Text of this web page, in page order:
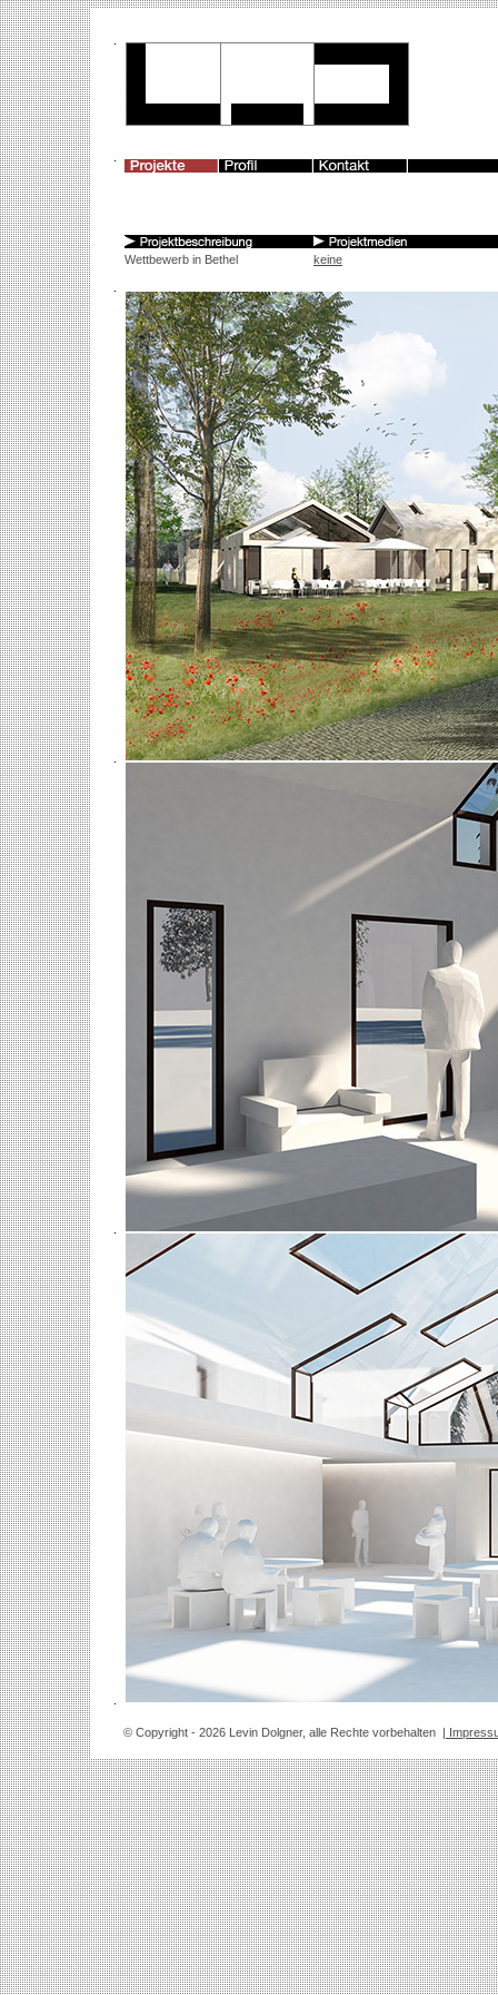
Wettbewerb in Bethel keine
© Copyright - 2026 Levin Dolgner, alle Rechte vorbehalten |